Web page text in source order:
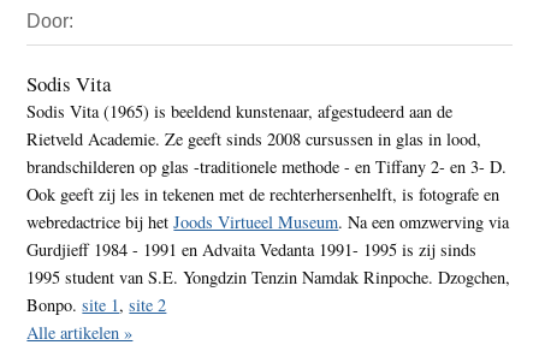
Sidebar
Door:
Sodis Vita
Sodis Vita (1965) is beeldend kunstenaar, afgestudeerd aan de
Rietveld Academie. Ze geeft sinds 2008 cursussen in glas in lood,
brandschilderen op glas -traditionele methode - en Tiffany 2- en 3- D.
Ook geeft zij les in tekenen met de rechterhersenhelft, is fotografe en
webredactrice bij hetJoods Virtueel Museum. Na een omzwerving via
Gurdjieff 1984 - 1991 en Advaita Vedanta 1991- 1995 is zij sinds
1995 student van S.E. Yongdzin Tenzin Namdak Rinpoche. Dzogchen,
Bonpo.site 1,site 2
Alle artikelen »